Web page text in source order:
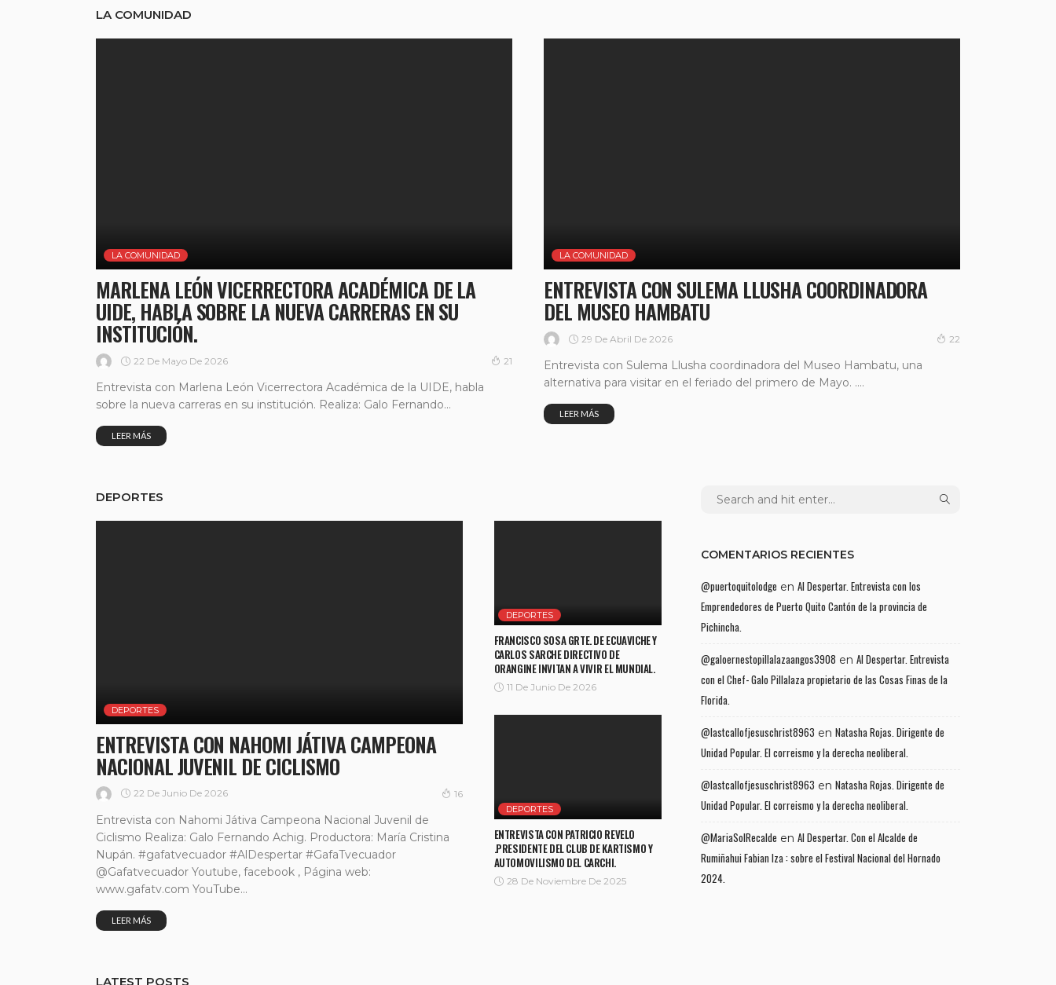
LA COMUNIDAD
LA COMUNIDAD
MARLENA LEÓN VICERRECTORA ACADÉMICA DE LA
UIDE, HABLA SOBRE LA NUEVA CARRERAS EN SU
INSTITUCIÓN.
22 De Mayo De 2026 21
Entrevista con Marlena León Vicerrectora Académica de la UIDE, habla
sobre la nueva carreras en su institución. Realiza: Galo Fernando...
LEER MÁS
LA COMUNIDAD
ENTREVISTA CON SULEMA LLUSHA COORDINADORA
DEL MUSEO HAMBATU
29 De Abril De 2026 22
Entrevista con Sulema Llusha coordinadora del Museo Hambatu, una
alternativa para visitar en el feriado del primero de Mayo. ....
LEER MÁS
DEPORTES
DEPORTES
ENTREVISTA CON NAHOMI JÁTIVA CAMPEONA
NACIONAL JUVENIL DE CICLISMO
22 De Junio De 2026 16
Entrevista con Nahomi Játiva Campeona Nacional Juvenil de
Ciclismo Realiza: Galo Fernando Achig. Productora: María Cristina
Nupán. #gafatvecuador #AlDespertar #GafaTvecuador
@Gafatvecuador Youtube, facebook , Página web:
www.gafatv.com YouTube...
LEER MÁS
DEPORTES
FRANCISCO SOSA GRTE. DE ECUAVICHE Y
CARLOS SARCHE DIRECTIVO DE
ORANGINE INVITAN A VIVIR EL MUNDIAL.
11 De Junio De 2026
DEPORTES
ENTREVISTA CON PATRICIO REVELO
.PRESIDENTE DEL CLUB DE KARTISMO Y
AUTOMOVILISMO DEL CARCHI.
28 De Noviembre De 2025
LATEST POSTS
COMENTARIOS RECIENTES
@puertoquitolodge en Al Despertar. Entrevista con los
Emprendedores de Puerto Quito Cantón de la provincia de
Pichincha.
@galoernestopillalazaangos3908 en Al Despertar. Entrevista
con el Chef- Galo Pillalaza propietario de las Cosas Finas de la
Florida.
@lastcallofjesuschrist8963 en Natasha Rojas. Dirigente de
Unidad Popular. El correismo y la derecha neoliberal.
@lastcallofjesuschrist8963 en Natasha Rojas. Dirigente de
Unidad Popular. El correismo y la derecha neoliberal.
@MariaSolRecalde en Al Despertar. Con el Alcalde de
Rumiñahui Fabian Iza : sobre el Festival Nacional del Hornado
2024.